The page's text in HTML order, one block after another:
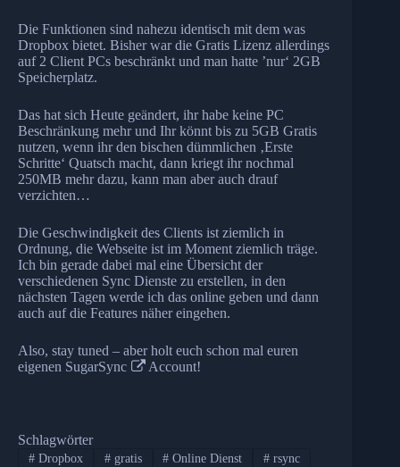
Die Funktionen sind nahezu identisch mit dem was
Dropbox bietet. Bisher war die Gratis Lizenz allerdings
auf 2 Client PCs beschränkt und man hatte ’nur‘ 2GB
Speicherplatz.
Das hat sich Heute geändert, ihr habe keine PC
Beschränkung mehr und Ihr könnt bis zu 5GB Gratis
nutzen, wenn ihr den bischen dümmlichen ‚Erste
Schritte‘ Quatsch macht, dann kriegt ihr nochmal
250MB mehr dazu, kann man aber auch drauf
verzichten…
Die Geschwindigkeit des Clients ist ziemlich in
Ordnung, die Webseite ist im Moment ziemlich träge.
Ich bin gerade dabei mal eine Übersicht der
verschiedenen Sync Dienste zu erstellen, in den
nächsten Tagen werde ich das online geben und dann
auch auf die Features näher eingehen.
Also, stay tuned – aber holt euch schon mal euren
eigenen SugarSync Account!
Schlagwörter
#Dropbox #gratis # Online Dienst # rsync